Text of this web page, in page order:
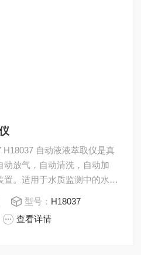
动放气，自动清洗，自动加
。适用于水质监测中的水中
。也可用于水中的挥发酚、
上样品量的自动液液萃取。
型号： H18037
查看详情